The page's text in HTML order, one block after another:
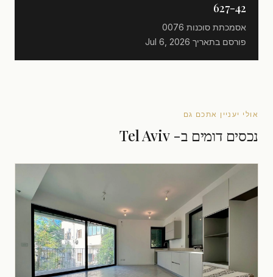
627-42
אסמכתת סוכנות
פורסם בתאריך
אולי יעניין אתכם גם
נכסים דומים ב- Tel Aviv